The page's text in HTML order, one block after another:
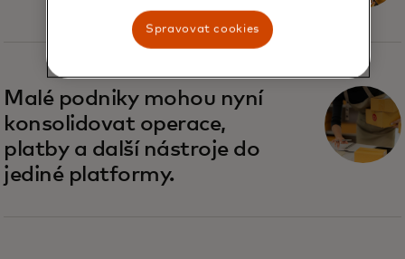
Malé podniky mohou nyní
konsolidovat operace,
platby a další nástroje do
jediné platformy.
Spravovat cookies